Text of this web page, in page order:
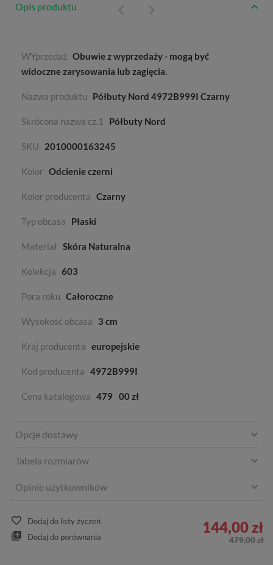
Opis produktu
WYprzedaż Obuwie z wyprzedaży - mogą być
widoczne zarysowania lub zagięcia.
Nazwa produktu Półbuty Nord 4972B999I Czarny
Skrócona nazwa cz.1 Półbuty Nord
SKU 2010000163245
Kolor Odcienie czerni
Kolor producenta Czarny
Typ obcasa Płaski
Materiał Skóra Naturalna
Kolekcja 603
Pora roku Całoroczne
Wysokość obcasa 3 cm
Kraj producenta europejskie
Kod producenta 4972B999I
Cena katalogowa 479 00 zł
Opcje dostawy
Tabela rozmiarów
Opinie użytkowników
Dodaj do listy życzeń
Dodaj do porównania
144,00 zł
479,00 zł